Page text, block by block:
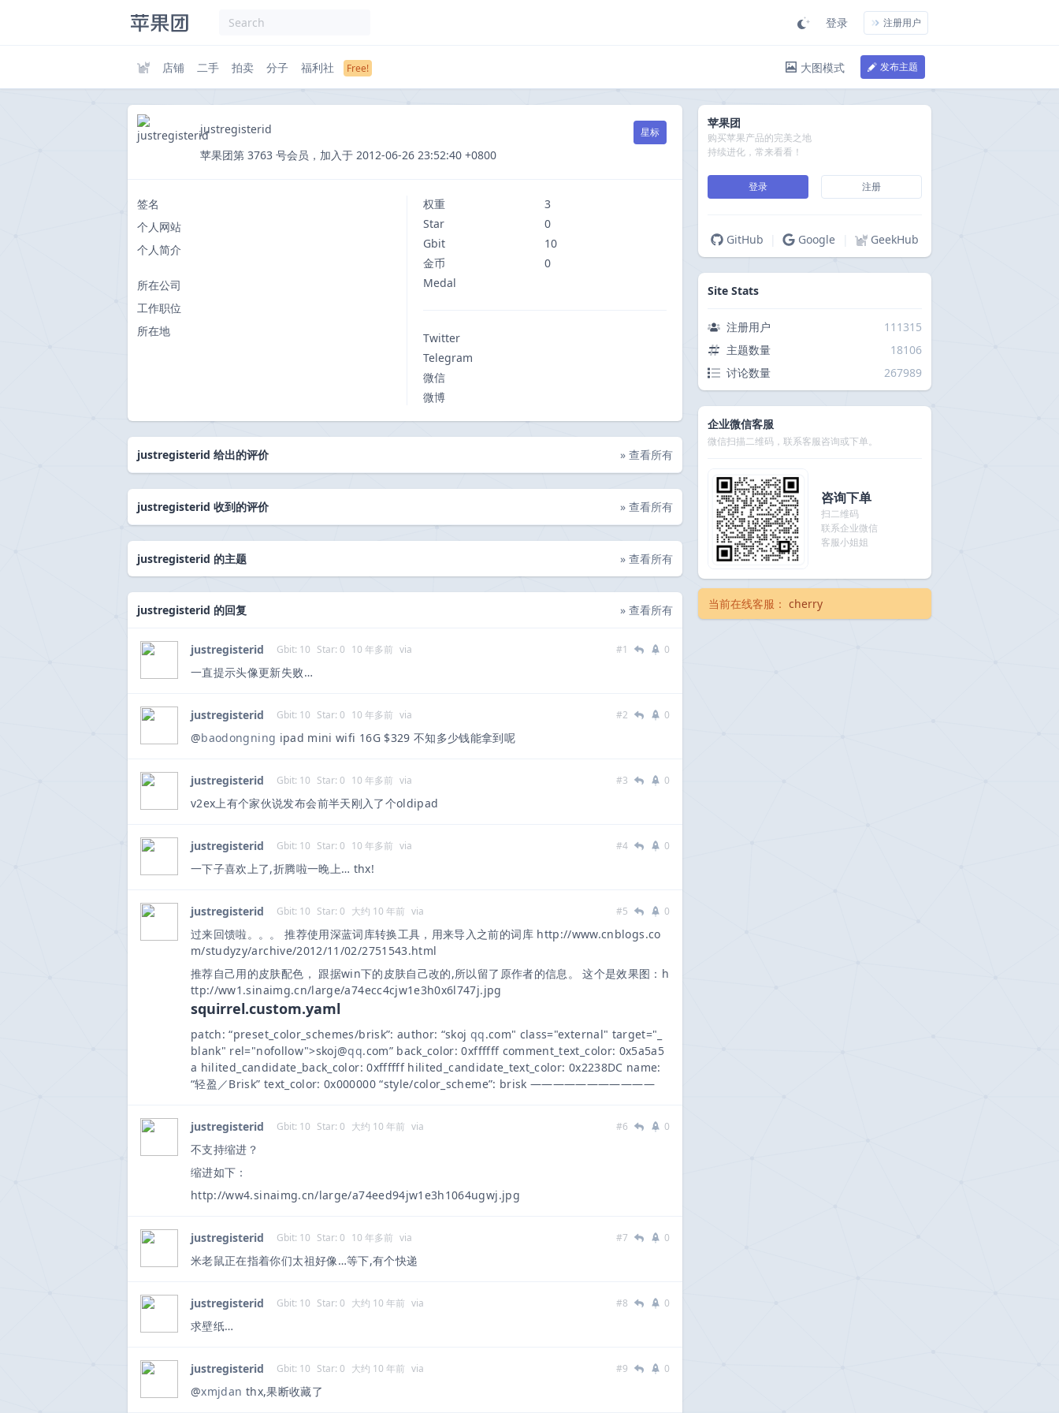
登录 注册用户
店铺 二手 拍卖 分子 福利社 大图模式 发布主题
justregisterid
苹果团第 3763 号会员，加入于 2012-06-26 23:52:40 +0800
星标
签名
个人网站
个人简介
所在公司
工作职位
所在地
权重
3
Star
0
Gbit
10
金币
0
Medal
Twitter
Telegram
微信
微博
justregisterid 给出的评价 » 查看所有
justregisterid 收到的评价 » 查看所有
justregisterid 的主题 » 查看所有
justregisterid 的回复 » 查看所有
justregisterid Gbit: 10 Star: 0 10 年多前 via #1 0
一直提示头像更新失败…
justregisterid Gbit: 10 Star: 0 10 年多前 via #2 0
@baodongning ipad mini wifi 16G $329 不知多少钱能拿到呢
justregisterid Gbit: 10 Star: 0 10 年多前 via #3 0
v2ex上有个家伙说发布会前半天刚入了个oldipad
justregisterid Gbit: 10 Star: 0 10 年多前 via #4 0
一下子喜欢上了,折腾啦一晚上… thx!
justregisterid Gbit: 10 Star: 0 大约 10 年前 via #5 0
过来回馈啦。。。 推荐使用深蓝词库转换工具，用来导入之前的词库 http://www.cnblogs.co
m/studyzy/archive/2012/11/02/2751543.html
推荐自己用的皮肤配色， 跟据win下的皮肤自己改的,所以留了原作者的信息。 这个是效果图：h
ttp://ww1.sinaimg.cn/large/a74ecc4cjw1e3h0x6l747j.jpg
squirrel.custom.yaml
patch: “preset_color_schemes/brisk”: author: “skoj qq.com" class="external" target="_
blank" rel="nofollow">skoj@qq.com” back_color: 0xffffff comment_text_color: 0x5a5a5
a hilited_candidate_back_color: 0xffffff hilited_candidate_text_color: 0x2238DC name:
“轻盈／Brisk” text_color: 0x000000 “style/color_scheme”: brisk ———————————
justregisterid Gbit: 10 Star: 0 大约 10 年前 via #6 0
不支持缩进？
缩进如下：
http://ww4.sinaimg.cn/large/a74eed94jw1e3h1064ugwj.jpg
justregisterid Gbit: 10 Star: 0 10 年多前 via #7 0
米老鼠正在指着你们太祖好像…等下,有个快递
justregisterid Gbit: 10 Star: 0 大约 10 年前 via #8 0
求壁纸…
justregisterid Gbit: 10 Star: 0 大约 10 年前 via #9 0
@xmjdan thx,果断收藏了
苹果团
购买苹果产品的完美之地
持续进化，常来看看！
登录 注册
GitHub Google GeekHub
Site Stats
注册用户
111315
主题数量
18106
讨论数量
267989
企业微信客服
微信扫描二维码，联系客服咨询或下单。
咨询下单
扫二维码
联系企业微信
客服小姐姐
当前在线客服： cherry